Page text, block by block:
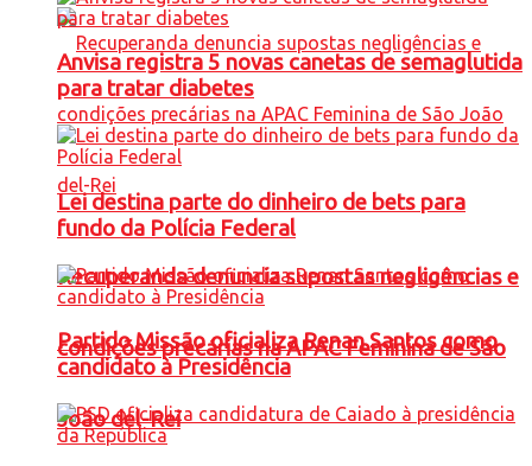
Recuperanda denuncia supostas negligências e
condições precárias na APAC Feminina de São
João del-Rei
Anvisa registra 5 novas canetas de semaglutida
para tratar diabetes
Lei destina parte do dinheiro de bets para
fundo da Polícia Federal
Partido Missão oficializa Renan Santos como
candidato à Presidência